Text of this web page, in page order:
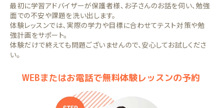
最初に学習アドバイザーが保護者様、お子さんのお話を伺い、勉強
面での不安や課題を洗い出します。
体験レッスンでは、実際の学力や目標に合わせてテスト対策や勉
強計画をサポート。
体験だけで終えても問題ございませんので、安心してお試しくださ
い。
WEBまたはお電話で無料体験レッスンの予約